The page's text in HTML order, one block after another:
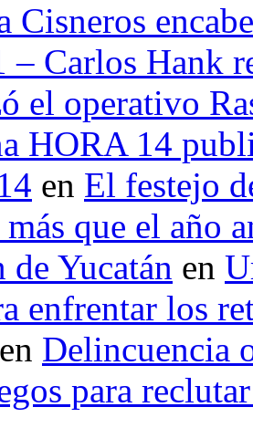
Cisneros
– Carlos Hank
el operativo
HORA 14
en El festejo
que el año
Yucatán en
enfrentar los
en Delincuencia
para